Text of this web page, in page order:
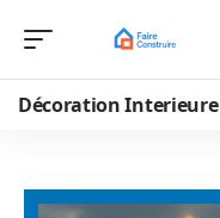
Décoration Interieure